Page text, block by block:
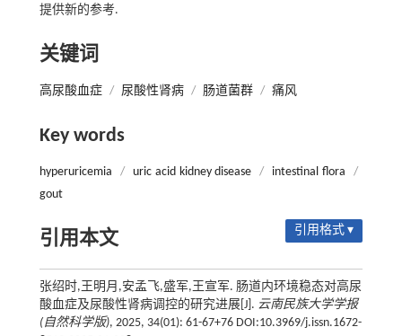
提供新的参考.
关键词
高尿酸血症 / 尿酸性肾病 / 肠道菌群 / 痛风
Key words
hyperuricemia / uric acid kidney disease / intestinal flora
/
gout
引用本文 引用格式 ▾
张绍时,王明月,安孟飞,盛军,王宣军. 肠道内环境稳态对高尿
酸血症及尿酸性肾病调控的研究进展[J]. 云南民族大学学报
(自然科学版), 2025, 34(01): 61-67+76 DOI:10.3969/j.issn.1672-